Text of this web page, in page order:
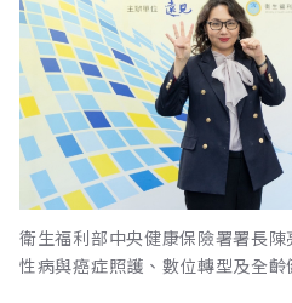
衛生福利部中央健康保險署署長
性病與癌症照護、數位轉型及全齡